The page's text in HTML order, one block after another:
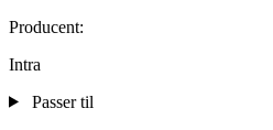
Producent:
Intra
Passer til